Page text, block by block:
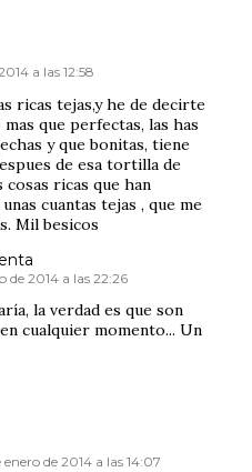
a las 12:58
ricas tejas,y he de decirte
que perfectas, las has
y que bonitas, tiene
de esa tortilla de
cosas ricas que han
cuantas tejas , que me
Mil besicos
de 2014 a las 22:26
la verdad es que son
cualquier momento... Un
enero de 2014 a las 14:07